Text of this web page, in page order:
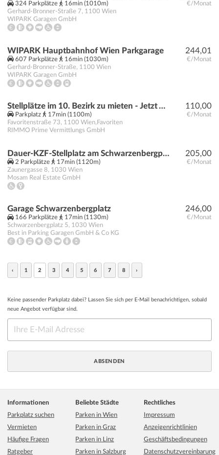
€/Monat
324 Parkplätze
16min (1010m)
Gerhard-Bronner-Straße 7, 1100 Wien
WIPARK Garagen GmbH
244,01
€/Monat
WIPARK Hauptbahnhof Wien Parkgarage
607 Parkplätze
16min (1030m)
Gerhard-Bronner-Straße, 1100 Wien
WIPARK Garagen GmbH
110,00
€/Monat
Stellplätze im 10. Bezirk zu mieten - Jetzt Anfragen!
Parkplatz
17min (1100m)
Favoritenstraße 73, 1100 Wien,Favoriten
RIMMO Prime Vermittlungs GmbH
205,00
€/Monat
Dauer-KZF-Stellplatz am Schwarzenbergplatz
2 Parkplätze
17min (1120m)
Zaunergasse 8, 1030 Wien
Mosam Real Estate GmbH
246,00
€/Monat
Garage Schwarzenbergplatz
166 Parkplätze
17min (1130m)
Schwarzenbergplatz 5, 1030 Wien
Best in Parking Garagen GmbH & Co KG
‹ 1 2 3 4 5 6 7 8 ›
Keine passender Parkplatz dabei? Lassen Sie sich per E-Mail benachrichtigen, sobald
neue Angebot verfügbar sind.
Informationen
Parkplatz suchen
Vermieten
Häufige Fragen
Ratgeber
Beliebte Städte
Parken in Wien
Parken in Graz
Parken in Linz
Parken in Salzburg
Rechtliches
Impressum
Anzeigenrichtlinien
Geschäftsbedingungen
Datenschutzvereinbarung